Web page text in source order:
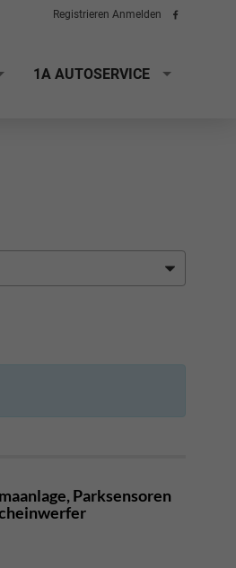
Registrieren Anmelden
Folge
1A AUTOSERVICE
Parksensoren